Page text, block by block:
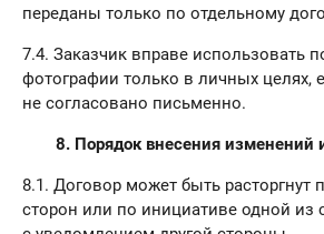
переданы только по отдельному
7.4. Заказчик вправе использовать
фотографии только в личных целях,
не согласовано письменно.
8. Порядок внесения изменений
8.1. Договор может быть расторгнут
сторон или по инициативе одной из